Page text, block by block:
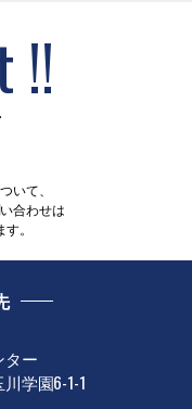
!!
いて、
合わせは
。
ター
学園6-1-1